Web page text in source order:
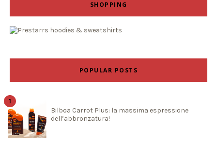
SHOPPING
POPULAR POSTS
Bilboa Carrot Plus: la massima espressione
dell’abbronzatura!